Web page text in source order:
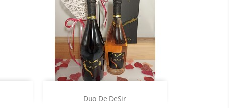
Duo De DeSir